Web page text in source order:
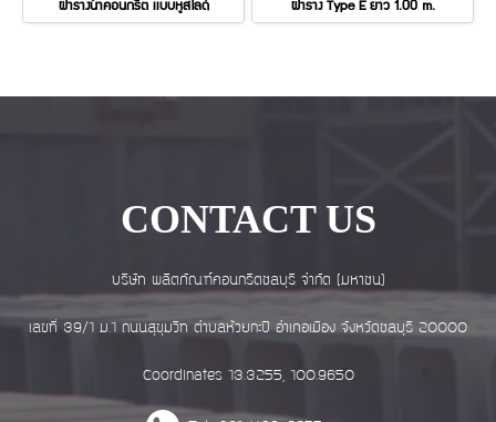
ฝารางน้ำคอนกรีต เเบบหูสไลด์ ฝาราง Type E ยาว 1.00 m.
CONTACT US
บริษัท ผลิตภัณฑ์คอนกรีตชลบุรี จำกัด (มหาชน)
เลขที่ 39/1 ม.1 ถนนสุขุมวิท ตำบลห้วยกะปิ อำเภอเมือง จังหวัดชลบุรี 20000
Coordinates 13.3255, 100.9650